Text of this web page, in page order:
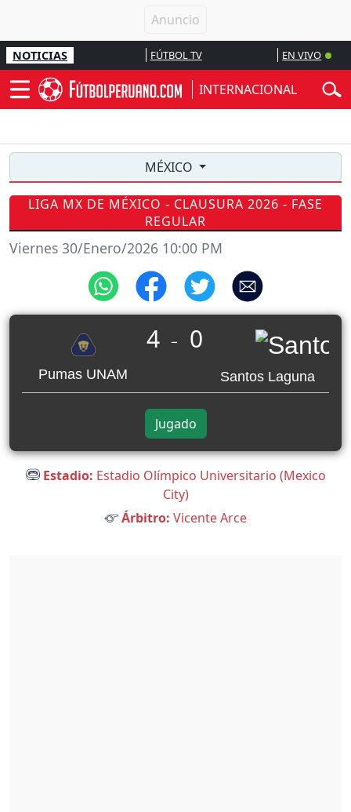
NOTICIAS FÚTBOL TV EN VIVO
INTERNACIONAL
MÉXICO
LIGA MX DE MÉXICO - CLAUSURA 2026 - FASE
REGULAR
Viernes 30/Enero/2026 10:00 PM
Pumas UNAM
4 _ 0
Santos Laguna
Jugado
Estadio: Estadio Olímpico Universitario (Mexico
City)
Árbitro: Vicente Arce